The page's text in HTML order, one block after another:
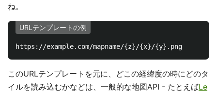
ね。
URLテンプレートの例
このURLテンプレートを元に、どこの経緯度の時にどのタ
イルを読み込むかなどは、一般的な地図API - たとえばLe